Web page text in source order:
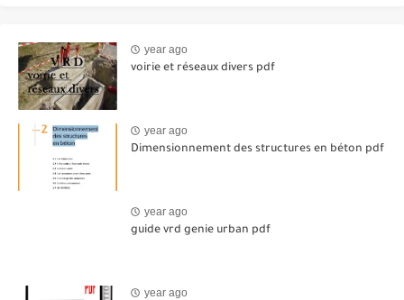
year ago
voirie et réseaux divers pdf
year ago
Dimensionnement des structures en béton pdf
year ago
guide vrd genie urban pdf
year ago